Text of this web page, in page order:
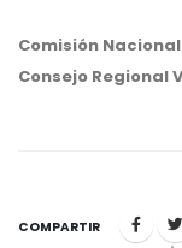
Comisión
Consejo Regional
COMPARTIR